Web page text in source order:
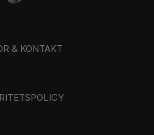
& KONTAKT